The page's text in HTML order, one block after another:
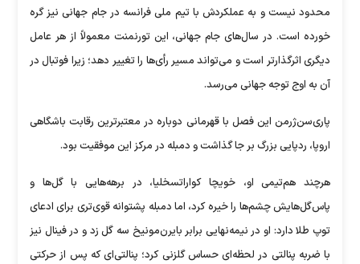
محدود نیست و به عملکردش با تیم ملی فرانسه در جام جهانی نیز گره
خورده است. در سال‌های جام جهانی، این تورنمنت معمولاً از هر عامل
دیگری اثرگذارتر است و می‌تواند مسیر رأی‌ها را تغییر دهد؛ زیرا فوتبال در
آن به اوج توجه جهانی می‌رسد.
پاری‌سن‌ژرمن این فصل با قهرمانی دوباره در معتبرترین رقابت باشگاهی
اروپا، ردپایی بزرگ بر جا گذاشت و دمبله در مرکز این موفقیت بود.
هرچند هم‌تیمی او، خویچا کواراتسخلیا، در برهه‌هایی با گل‌ها و
پاس‌گل‌هایش چشم‌ها را خیره کرد، اما دمبله پشتوانه قوی‌تری برای ادعای
توپ طلا دارد: او در نیمه‌نهایی برابر بایرن‌مونیخ سه گل زد و در فینال نیز
با ضربه پنالتی در لحظه‌ای حساس گلزنی کرد؛ پنالتی‌ای که پس از حرکتی